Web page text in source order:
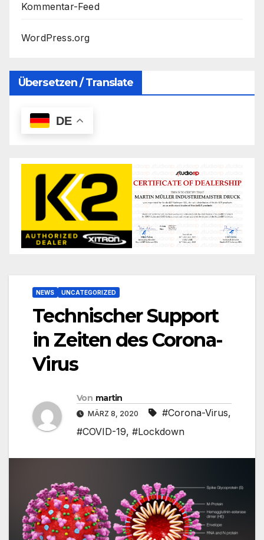
Kommentar-Feed
WordPress.org
Übersetzen / Translate
DE
NEWS UNCATEGORIZED
Technischer Support
in Zeiten des Corona-
Virus
Von martin
MÄRZ 8, 2020 #Corona-Virus,
#COVID-19, #Lockdown